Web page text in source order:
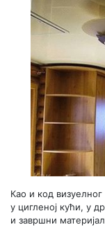
Као и код
у цигленој кући, у
и завршни